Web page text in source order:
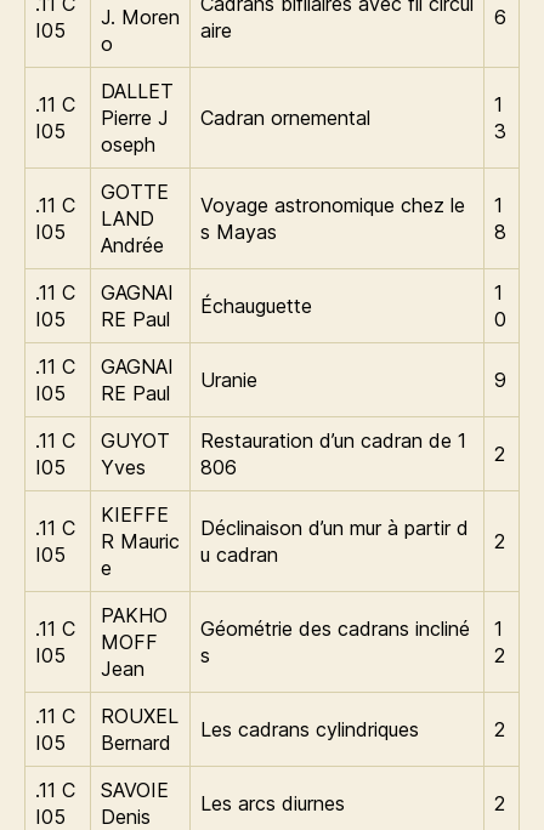
I05
J. Moren
o
aire
6
.11 C
I05
DALLET
Pierre J
oseph
Cadran ornemental
1
3
.11 C
I05
GOTTE
LAND
Andrée
Voyage astronomique chez le
s Mayas
1
8
.11 C
I05
GAGNAI
RE Paul
Échauguette
1
0
.11 C
I05
GAGNAI
RE Paul
Uranie 9
.11 C
I05
GUYOT
Yves
Restauration d’un cadran de 1
806
2
.11 C
I05
KIEFFE
R Mauric
e
Déclinaison d’un mur à partir d
u cadran
2
.11 C
I05
PAKHO
MOFF
Jean
Géométrie des cadrans incliné
s
1
2
.11 C
I05
ROUXEL
Bernard
Les cadrans cylindriques 2
.11 C
I05
SAVOIE
Denis
Les arcs diurnes 2